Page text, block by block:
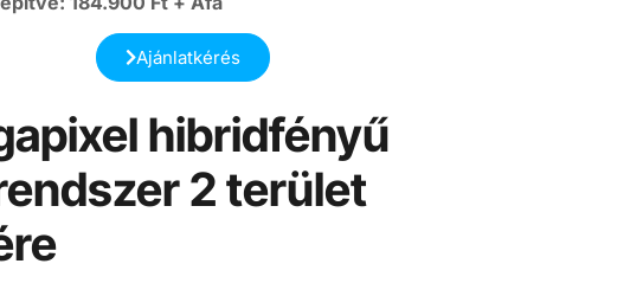
Ajánlatkérés
hibridfényű
2 terület